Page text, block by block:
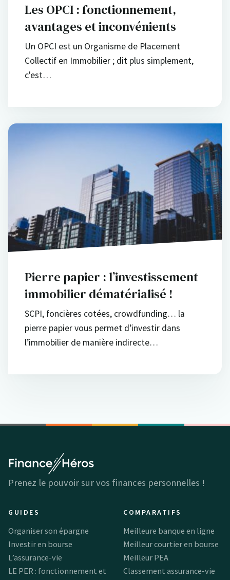
Les OPCI : fonctionnement,
avantages et inconvénients
Un OPCI est un Organisme de Placement
Collectif en Immobilier ; dit plus simplement,
c'est…
Pierre papier : l’investissement
immobilier dématérialisé !
SCPI, foncières cotées, crowdfunding… la
pierre papier vous permet d’investir dans
l’immobilier de manière indirecte…
Prenez le pouvoir sur vos finances personnelles !
GUIDES
Organiser son épargne
Investir en bourse
L’assurance-vie
LE PER : fonctionnement et
COMPARATIFS
Meilleure banque en ligne
Meilleur courtier en bourse
Meilleur PEA
Classement assurance-vie